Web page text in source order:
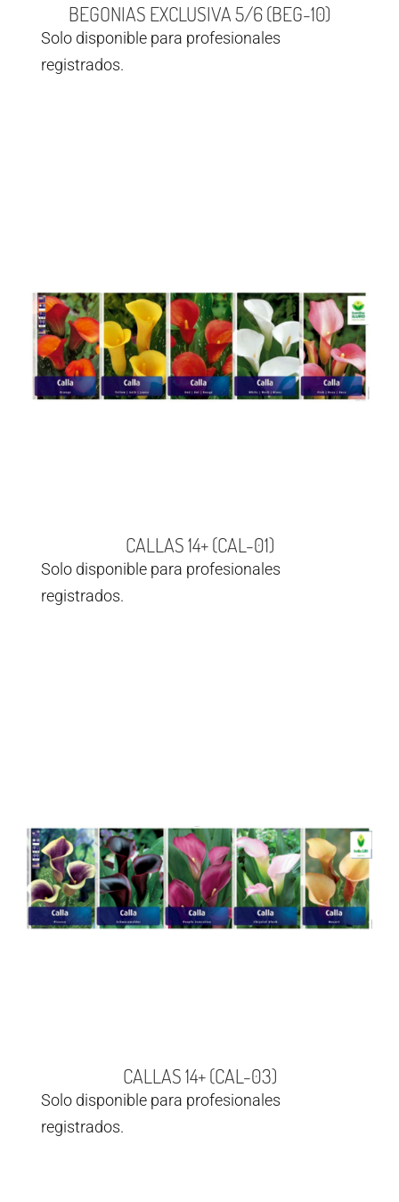
BEGONIAS EXCLUSIVA 5/6 (BEG-10)
Solo disponible para profesionales
registrados.
CALLAS 14+ (CAL-01)
Solo disponible para profesionales
registrados.
CALLAS 14+ (CAL-03)
Solo disponible para profesionales
registrados.